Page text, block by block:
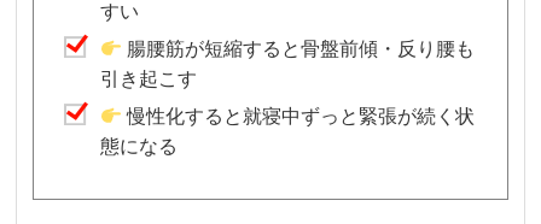
すい
腸腰筋が短縮すると骨盤前傾・反り腰も
引き起こす
慢性化すると就寝中ずっと緊張が続く状
態になる